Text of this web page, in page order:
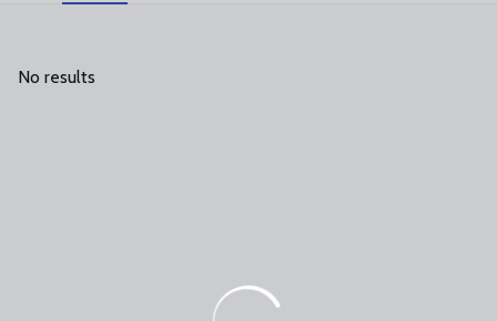
No results